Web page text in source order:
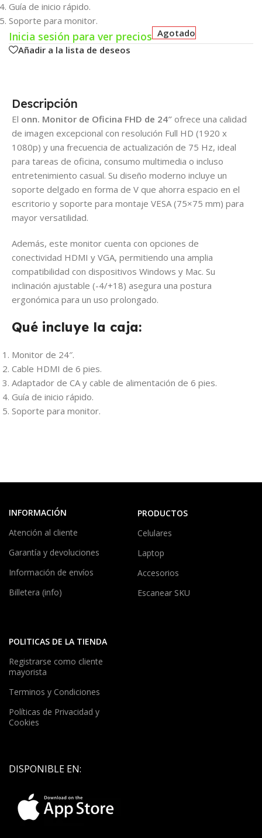
Guía de inicio rápido.
Soporte para monitor.
Inicia sesión para ver precios Agotado
Añadir a la lista de deseos
Descripción
El onn. Monitor de Oficina FHD de 24″ ofrece una calidad
de imagen excepcional con resolución Full HD (1920 x
1080p) y una frecuencia de actualización de 75 Hz, ideal
para tareas de oficina, consumo multimedia o incluso
entretenimiento casual. Su diseño moderno incluye un
soporte delgado en forma de V que ahorra espacio en el
escritorio y soporte para montaje VESA (75×75 mm) para
mayor versatilidad.
Además, este monitor cuenta con opciones de
conectividad HDMI y VGA, permitiendo una amplia
compatibilidad con dispositivos Windows y Mac. Su
inclinación ajustable (-4/+18) asegura una postura
ergonómica para un uso prolongado.
Qué incluye la caja:
Monitor de 24″.
Cable HDMI de 6 pies.
Adaptador de CA y cable de alimentación de 6 pies.
Guía de inicio rápido.
Soporte para monitor.
INFORMACIÓN
Atención al cliente
Garantía y devoluciones
Información de envíos
Billetera (info)
PRODUCTOS
Celulares
Laptop
Accesorios
Escanear SKU
POLITICAS DE LA TIENDA
Registrarse como cliente
mayorista
Terminos y Condiciones
Políticas de Privacidad y
Cookies
DISPONIBLE EN: